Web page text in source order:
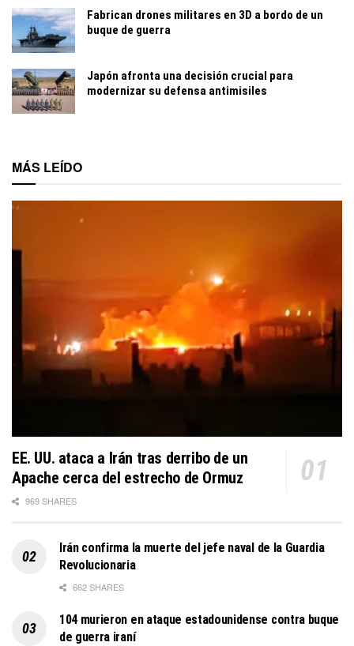
Fabrican drones militares en 3D a bordo de un
buque de guerra
Japón afronta una decisión crucial para
modernizar su defensa antimisiles
MÁS LEÍDO
EE. UU. ataca a Irán tras derribo de un
Apache cerca del estrecho de Ormuz
969 SHARES
Irán confirma la muerte del jefe naval de la Guardia
Revolucionaria
662 SHARES
104 murieron en ataque estadounidense contra buque
de guerra iraní